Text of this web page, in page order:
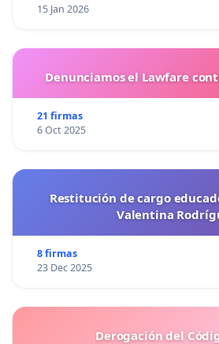
15 Jan 2026
Denunciamos el Lawfare
21 firmas
6 Oct 2025
Restitución de cargo
Valentina
8 firmas
23 Dec 2025
Derogación del